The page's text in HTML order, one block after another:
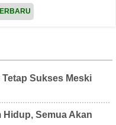
Sukses Meski
Hidup, Semua Akan